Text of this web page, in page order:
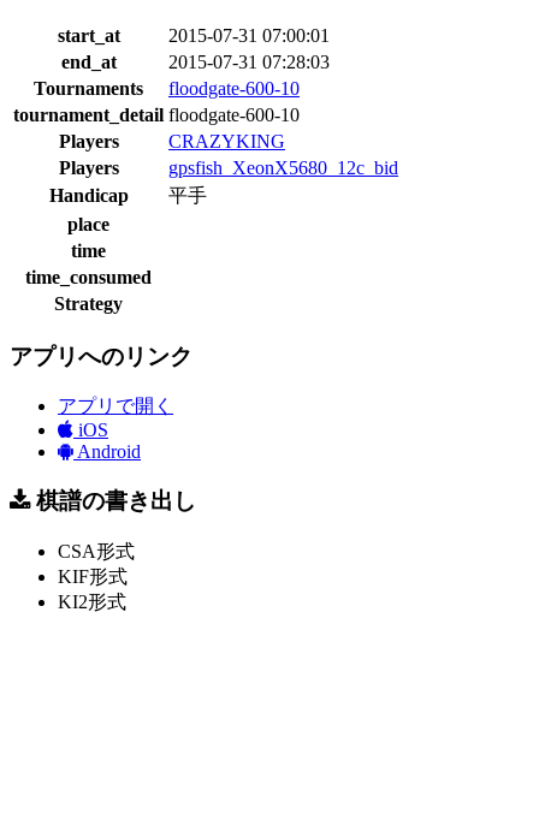
start_at
2015-07-31 07:00:01
end_at
2015-07-31 07:28:03
Tournaments
floodgate-600-10
tournament_detail floodgate-600-10
Players
CRAZYKING
Players
gpsfish_XeonX5680_12c_bid
Handicap
平手
place
time
time_consumed
Strategy
アプリへのリンク
アプリで開く
iOS
Android
棋譜の書き出し
CSA形式
KIF形式
KI2形式